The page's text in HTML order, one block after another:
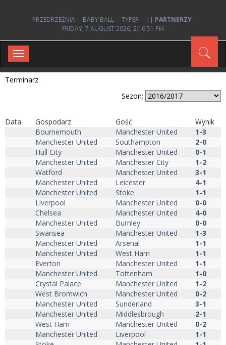
PRZEDRZEŹNIA BABY BALL TYPER || PARTNERZY
FRIDAY, 7 AUGUST 2026, 2:16:51 PM
Toggle
navigation
Terminarz
Sezon:
Data Gospodarz Gość
Wynik
Bournemouth
Manchester United
1-3
Manchester United
Southampton
2-0
Hull City
Manchester United
0-1
Manchester United
Manchester City
1-2
Watford
Manchester United
3-1
Manchester United
Leicester
4-1
Manchester United
Stoke
1-1
Liverpool
Manchester United
0-0
Chelsea
Manchester United
4-0
Manchester United
Burnley
0-0
Swansea
Manchester United
1-3
Manchester United
Arsenal
1-1
Manchester United
West Ham
1-1
Everton
Manchester United
1-1
Manchester United
Tottenham
1-0
Crystal Palace
Manchester United
1-2
West Bromwich
Manchester United
0-2
Manchester United
Sunderland
3-1
Manchester United
Middlesbrough
2-1
West Ham
Manchester United
0-2
Manchester United
Liverpool
1-1